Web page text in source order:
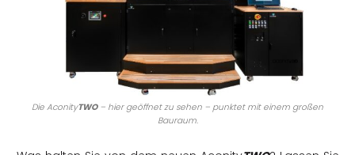
Die AconityTWO– hier geöffnet zu sehen – punktet mit einem großen
Bauraum.